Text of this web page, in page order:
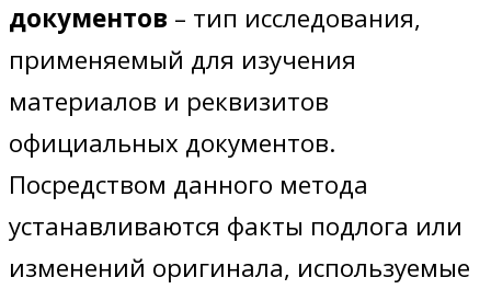
документов – тип исследования,
применяемый для изучения
материалов и реквизитов
официальных документов.
Посредством данного метода
устанавливаются факты подлога или
изменений оригинала, используемые